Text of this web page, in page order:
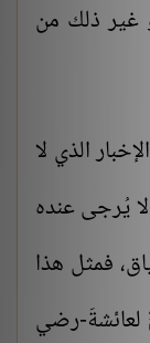
غير ذلك من
الذي لا
يُرجى عنده
فمثل هذا
لعائشةَ-رضي